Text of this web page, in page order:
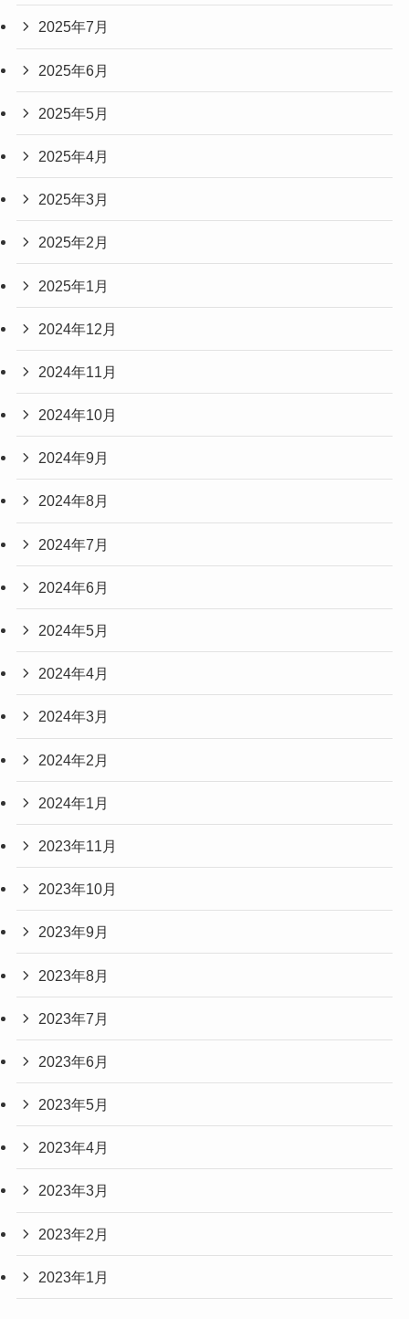
2025年7月
2025年6月
2025年5月
2025年4月
2025年3月
2025年2月
2025年1月
2024年12月
2024年11月
2024年10月
2024年9月
2024年8月
2024年7月
2024年6月
2024年5月
2024年4月
2024年3月
2024年2月
2024年1月
2023年11月
2023年10月
2023年9月
2023年8月
2023年7月
2023年6月
2023年5月
2023年4月
2023年3月
2023年2月
2023年1月